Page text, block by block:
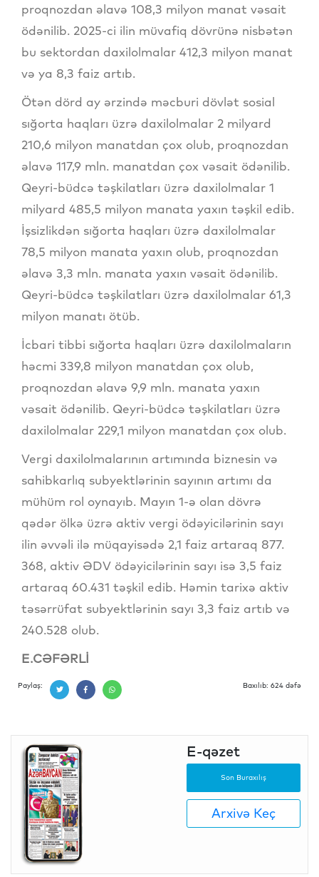
proqnozdan əlavə 108,3 milyon manat vəsait
ödənilib. 2025-ci ilin müvafiq dövrünə nisbətən
bu sektordan daxilolmalar 412,3 milyon manat
və ya 8,3 faiz artıb.
Ötən dörd ay ərzində məcburi dövlət sosial
sığorta haqları üzrə daxilolmalar 2 milyard
210,6 milyon manatdan çox olub, proqnozdan
əlavə 117,9 mln. manatdan çox vəsait ödənilib.
Qeyri-büdcə təşkilatları üzrə daxilolmalar 1
milyard 485,5 milyon manata yaxın təşkil edib.
İşsizlikdən sığorta haqları üzrə daxilolmalar
78,5 milyon manata yaxın olub, proqnozdan
əlavə 3,3 mln. manata yaxın vəsait ödənilib.
Qeyri-büdcə təşkilatları üzrə daxilolmalar 61,3
milyon manatı ötüb.
İcbari tibbi sığorta haqları üzrə daxilolmaların
həcmi 339,8 milyon manatdan çox olub,
proqnozdan əlavə 9,9 mln. manata yaxın
vəsait ödənilib. Qeyri-büdcə təşkilatları üzrə
daxilolmalar 229,1 milyon manatdan çox olub.
Vergi daxilolmalarının artımında biznesin və
sahibkarlıq subyektlərinin sayının artımı da
mühüm rol oynayıb. Mayın 1-ə olan dövrə
qədər ölkə üzrə aktiv vergi ödəyicilərinin sayı
ilin əvvəli ilə müqayisədə 2,1 faiz artaraq 877.
368, aktiv ƏDV ödəyicilərinin sayı isə 3,5 faiz
artaraq 60.431 təşkil edib. Həmin tarixə aktiv
təsərrüfat subyektlərinin sayı 3,3 faiz artıb və
240.528 olub.
E.CƏFƏRLİ
Paylaş: Baxılıb: 624 dəfə
E-qəzet
Son Buraxılış
Arxivə Keç